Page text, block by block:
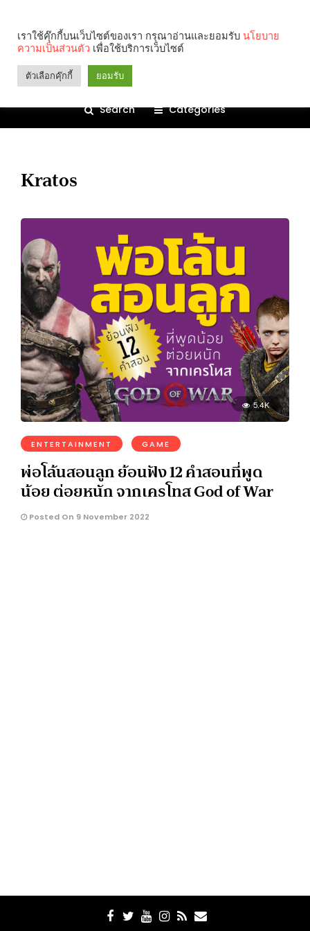
Search Categories
Kratos
5.4K
ENTERTAINMENT GAME
พ่อโล้นสอนลูก ย้อนฟัง 12 คำสอนที่พูด
น้อย ต่อยหนัก จากเครโทส God of War
Posted On 9 November 2022
เราใช้คุ๊กกี้บนเว็บไซต์ของเรา กรุณาอ่านและยอมรับ นโยบาย
ความเป็นส่วนตัว เพื่อใช้บริการเว็บไซต์
ตัวเลือกคุ๊กกี้ ยอมรับ